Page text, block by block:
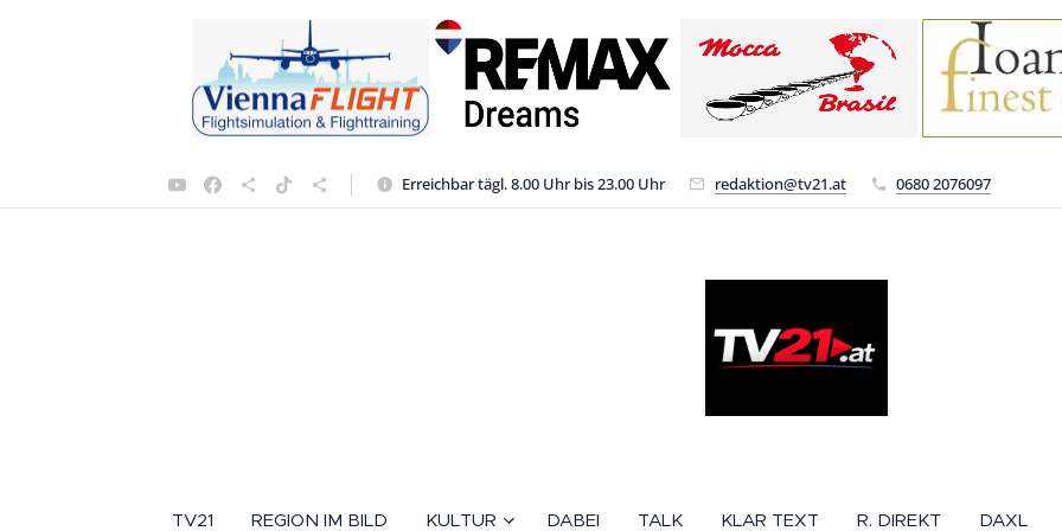
Erreichbar tägl. 8.00 Uhr bis 23.00 Uhr redaktion@tv21.at 0680 2076097
TV21 REGION IM BILD KULTUR DABEI TALK KLAR TEXT R. DIREKT DAXL